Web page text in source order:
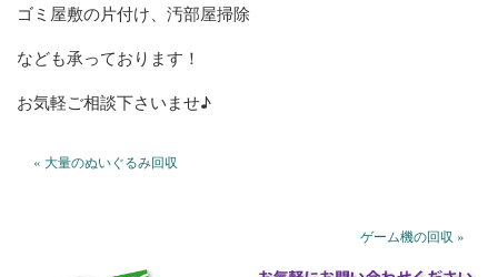
ゴミ屋敷の片付け、汚部屋掃除
なども承っております！
お気軽ご相談下さいませ♪
« 大量のぬいぐるみ回収
ゲーム機の回収 »